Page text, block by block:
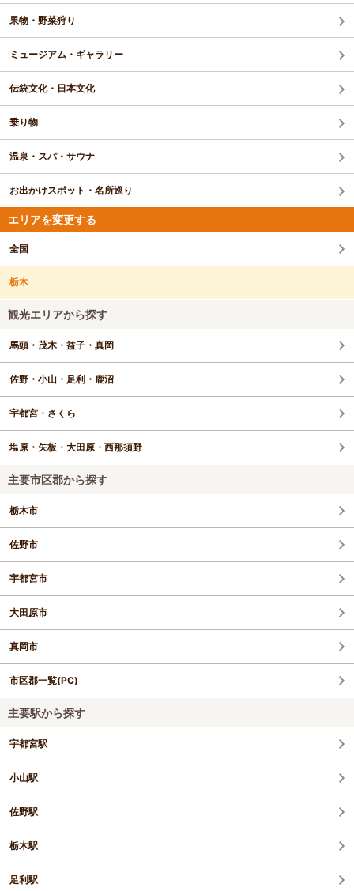
果物・野菜狩り
ミュージアム・ギャラリー
伝統文化・日本文化
乗り物
温泉・スパ・サウナ
お出かけスポット・名所巡り
エリアを変更する
全国
栃木
観光エリアから探す
馬頭・茂木・益子・真岡
佐野・小山・足利・鹿沼
宇都宮・さくら
塩原・矢板・大田原・西那須野
主要市区郡から探す
栃木市
佐野市
宇都宮市
大田原市
真岡市
市区郡一覧(PC)
主要駅から探す
宇都宮駅
小山駅
佐野駅
栃木駅
足利駅